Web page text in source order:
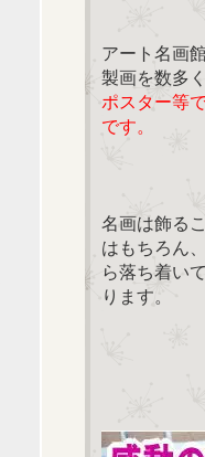
アート名画
製画を数多
ポスター等
です。
名画は飾る
はもちろん
ら落ち着い
ります。